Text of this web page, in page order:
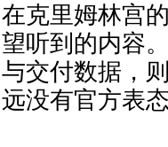
在克里姆林宫
望听到的内容
与交付数据，
远没有官方表